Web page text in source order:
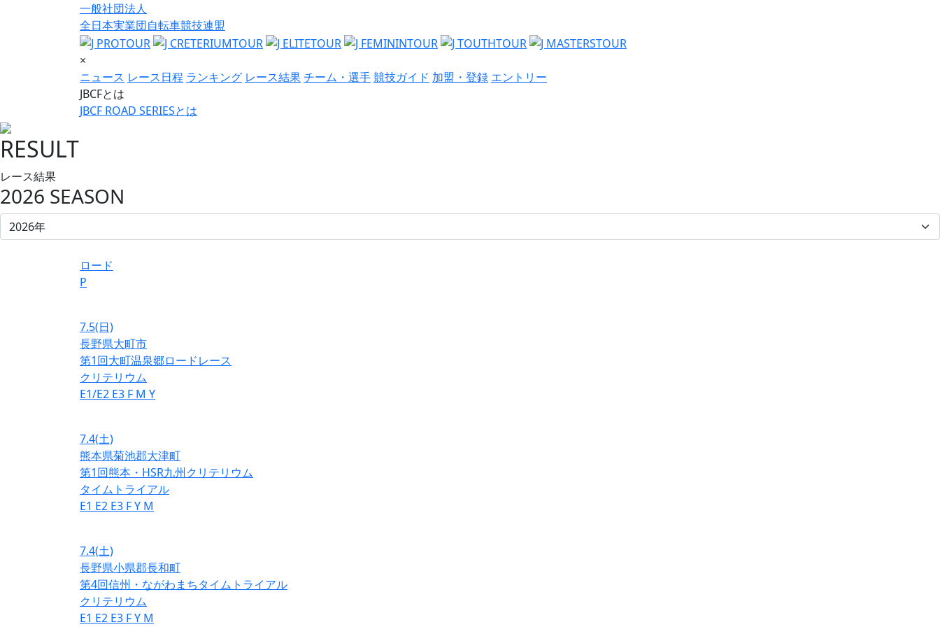
一般社団法人
全日本実業団自転車競技連盟
×
ニュース レース日程 ランキング レース結果チーム・選手競技ガイド 加盟・登録 エントリー
JBCFとは
JBCF ROAD SERIESとは
RESULT
レース結果
2026 SEASON
ロード
P
7.5(日)
長野県大町市
第1回大町温泉郷ロードレース
クリテリウム
E1/E2 E3 F M Y
7.4(土)
熊本県菊池郡大津町
第1回熊本・HSR九州クリテリウム
タイムトライアル
E1 E2 E3 FY M
7.4(土)
長野県小県郡長和町
第4回信州・ながわまちタイムトライアル
クリテリウム
E1 E2 E3 FY M